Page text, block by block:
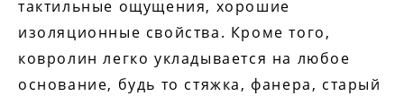
тактильные ощущения, хорошие
изоляционные свойства. Кроме того,
ковролин легко укладывается на любое
основание, будь то стяжка, фанера, старый